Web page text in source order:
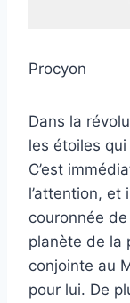
Procyon
Dans la
les étoiles
C’est
l’attention, et
couronnée
planète de la
conjointe au
pour lui. De